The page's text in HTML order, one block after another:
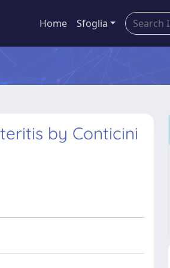
Home Sfoglia
by Conticini